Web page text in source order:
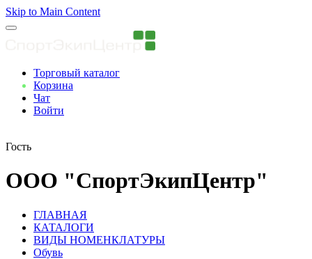
Skip to Main Content
Торговый каталог
Корзина
Чат
Войти
Гость
ООО "СпортЭкипЦентр"
ГЛАВНАЯ
КАТАЛОГИ
ВИДЫ НОМЕНКЛАТУРЫ
Обувь